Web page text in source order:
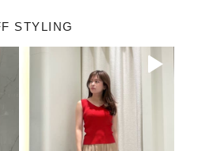
STYLING